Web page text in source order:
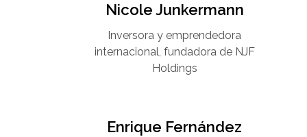
Nicole Junkermann​
Inversora y emprendedora
internacional, fundadora de NJF
Holdings
Enrique Fernández